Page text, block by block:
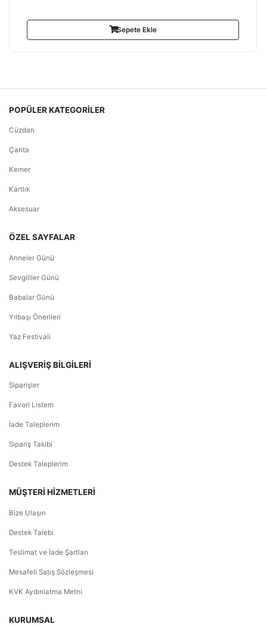
Sepete Ekle
POPÜLER KATEGORİLER
Cüzdan
Çanta
Kemer
Kartlık
Aksesuar
ÖZEL SAYFALAR
Anneler Günü
Sevgililer Günü
Babalar Günü
Yılbaşı Önerileri
Yaz Festivali
ALIŞVERİŞ BİLGİLERİ
Siparişler
Favori Listem
İade Taleplerim
Sipariş Takibi
Destek Taleplerim
MÜŞTERİ HİZMETLERİ
Bize Ulaşın
Destek Talebi
Teslimat ve İade Şartları
Mesafeli Satış Sözleşmesi
KVK Aydınlatma Metni
KURUMSAL